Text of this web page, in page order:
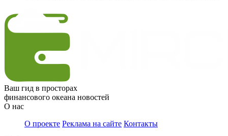
Ваш гид в просторах
финансового океана новостей
О нас
О проекте Реклама на сайте Контакты